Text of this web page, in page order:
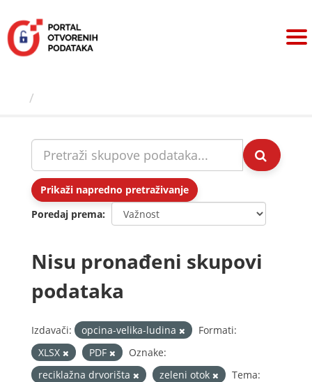
sadržaj
Prikaži napredno pretraživanje
Poredaj prema
Nisu pronađeni skupovi
podataka
Izdavači: opcina-velika-ludina
Formati:
XLSX
PDF
Oznake:
reciklažna drvorišta
zeleni otok
Tema: